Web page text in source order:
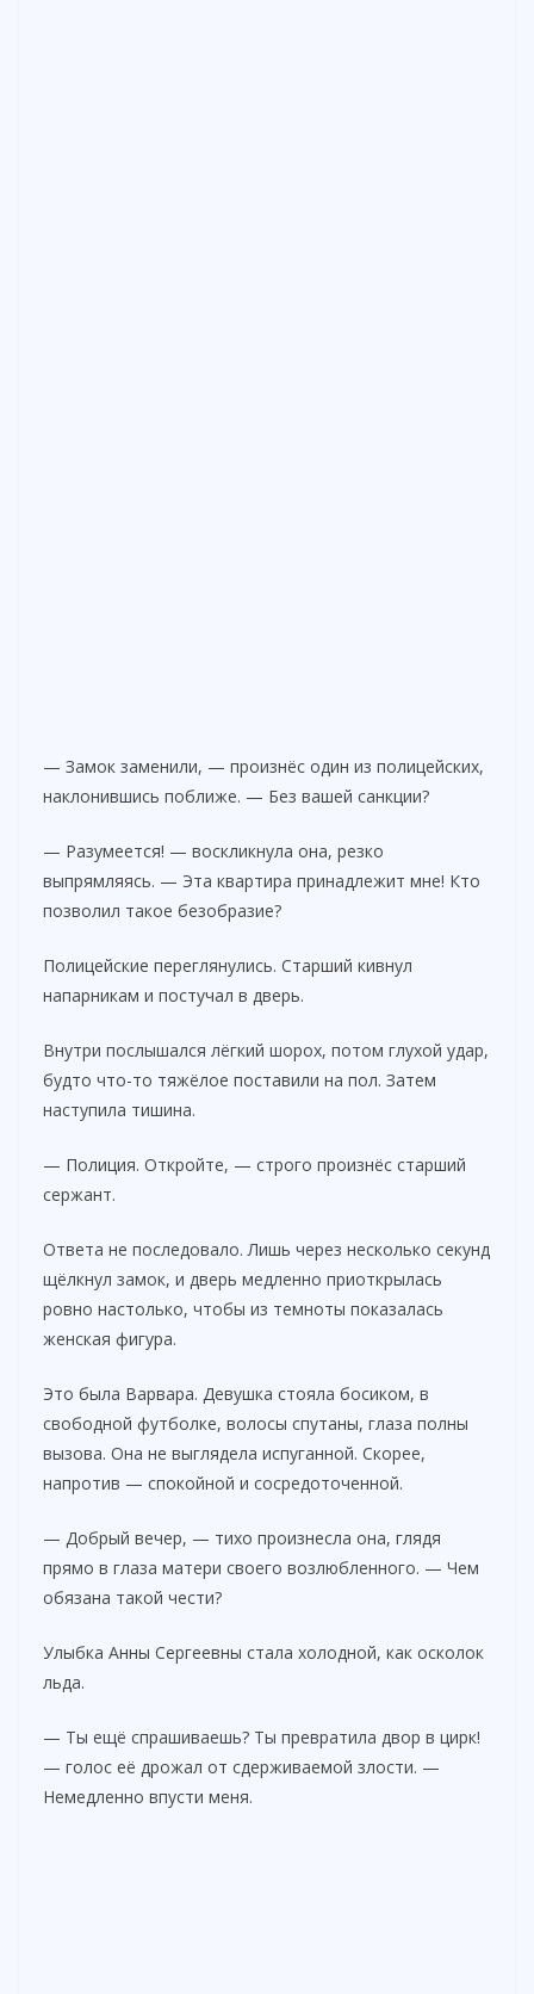
— Замок заменили, — произнёс один из полицейских,
наклонившись поближе. — Без вашей санкции?
— Разумеется! — воскликнула она, резко
выпрямляясь. — Эта квартира принадлежит мне! Кто
позволил такое безобразие?
Полицейские переглянулись. Старший кивнул
напарникам и постучал в дверь.
Внутри послышался лёгкий шорох, потом глухой удар,
будто что-то тяжёлое поставили на пол. Затем
наступила тишина.
— Полиция. Откройте, — строго произнёс старший
сержант.
Ответа не последовало. Лишь через несколько секунд
щёлкнул замок, и дверь медленно приоткрылась
ровно настолько, чтобы из темноты показалась
женская фигура.
Это была Варвара. Девушка стояла босиком, в
свободной футболке, волосы спутаны, глаза полны
вызова. Она не выглядела испуганной. Скорее,
напротив — спокойной и сосредоточенной.
— Добрый вечер, — тихо произнесла она, глядя
прямо в глаза матери своего возлюбленного. — Чем
обязана такой чести?
Улыбка Анны Сергеевны стала холодной, как осколок
льда.
— Ты ещё спрашиваешь? Ты превратила двор в цирк!
— голос её дрожал от сдерживаемой злости. —
Немедленно впусти меня.